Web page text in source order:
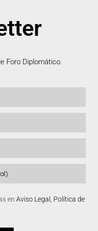
Foro Diplomático.
en Aviso Legal, Política de